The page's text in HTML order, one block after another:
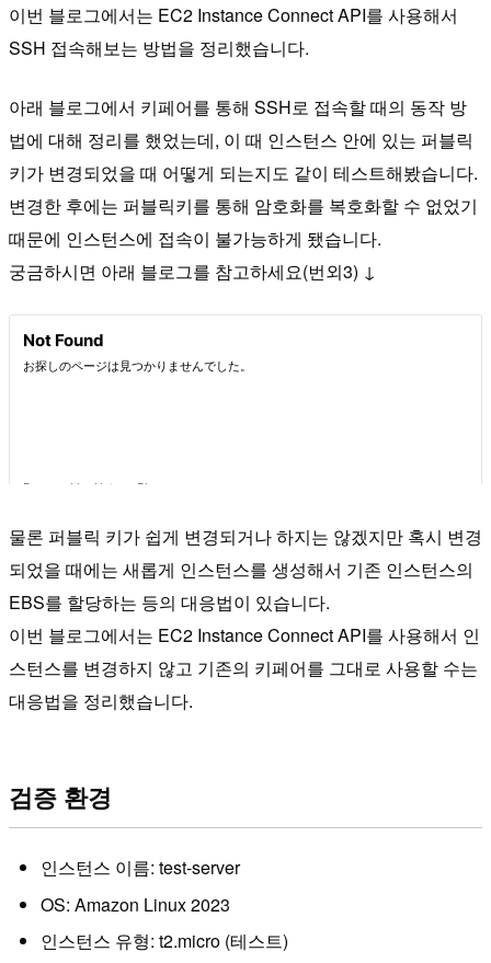
이번 블로그에서는 EC2 Instance Connect API를 사용해서
SSH 접속해보는 방법을 정리했습니다.
아래 블로그에서 키페어를 통해 SSH로 접속할 때의 동작 방
법에 대해 정리를 했었는데, 이 때 인스턴스 안에 있는 퍼블릭
키가 변경되었을 때 어떻게 되는지도 같이 테스트해봤습니다.
변경한 후에는 퍼블릭키를 통해 암호화를 복호화할 수 없었기
때문에 인스턴스에 접속이 불가능하게 됐습니다.
궁금하시면 아래 블로그를 참고하세요(번외3) ↓
물론 퍼블릭 키가 쉽게 변경되거나 하지는 않겠지만 혹시 변경
되었을 때에는 새롭게 인스턴스를 생성해서 기존 인스턴스의
EBS를 할당하는 등의 대응법이 있습니다.
이번 블로그에서는 EC2 Instance Connect API를 사용해서 인
스턴스를 변경하지 않고 기존의 키페어를 그대로 사용할 수는
대응법을 정리했습니다.
검증 환경
인스턴스 이름: test-server
OS: Amazon Linux 2023
인스턴스 유형: t2.micro (테스트)